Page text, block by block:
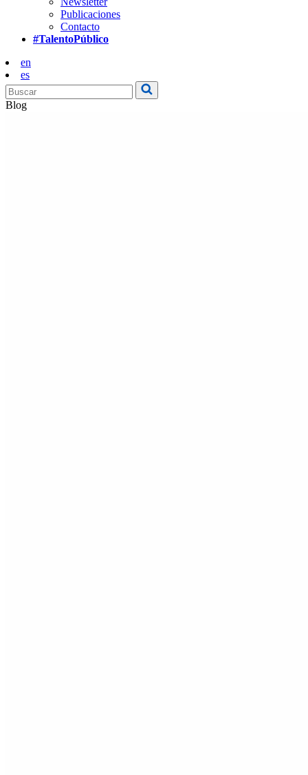
Publicaciones
Contacto
#TalentoPúblico
en
es
Blog